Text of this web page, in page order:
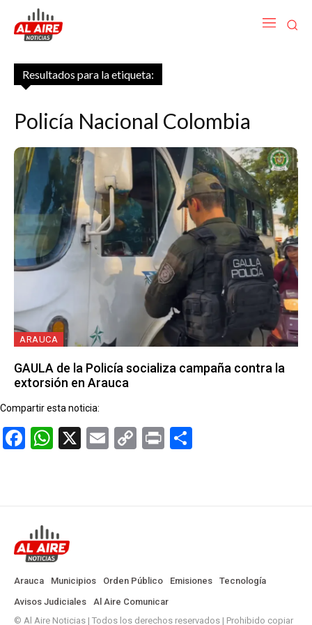
Resultados para la etiqueta:
Policía Nacional Colombia
ARAUCA
GAULA de la Policía socializa campaña contra la
extorsión en Arauca
Compartir esta noticia:
Facebook
WhatsApp
X EmailCopy
Print
Arauca Municipios Orden Público Emisiones
Tecnología
Avisos Judiciales
Al Aire Comunicar
© Al Aire Noticias | Todos los derechos reservados | Prohibido copiar